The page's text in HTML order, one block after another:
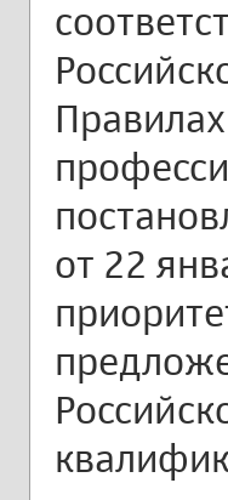
от 22